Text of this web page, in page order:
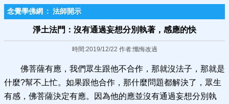
念覺學佛網 : 法師開示
淨土法門：沒有通過妄想分別執著，感應的快
時間:2019/12/22 作者:懺悔改過
佛菩薩有應，我們眾生跟他不合作，那就沒法子，那就是
什麼?幫不上忙。如果跟他合作，那什麼問題都解決了，眾生
有感，佛菩薩決定有應。因為他的應並沒有通過妄想分別執